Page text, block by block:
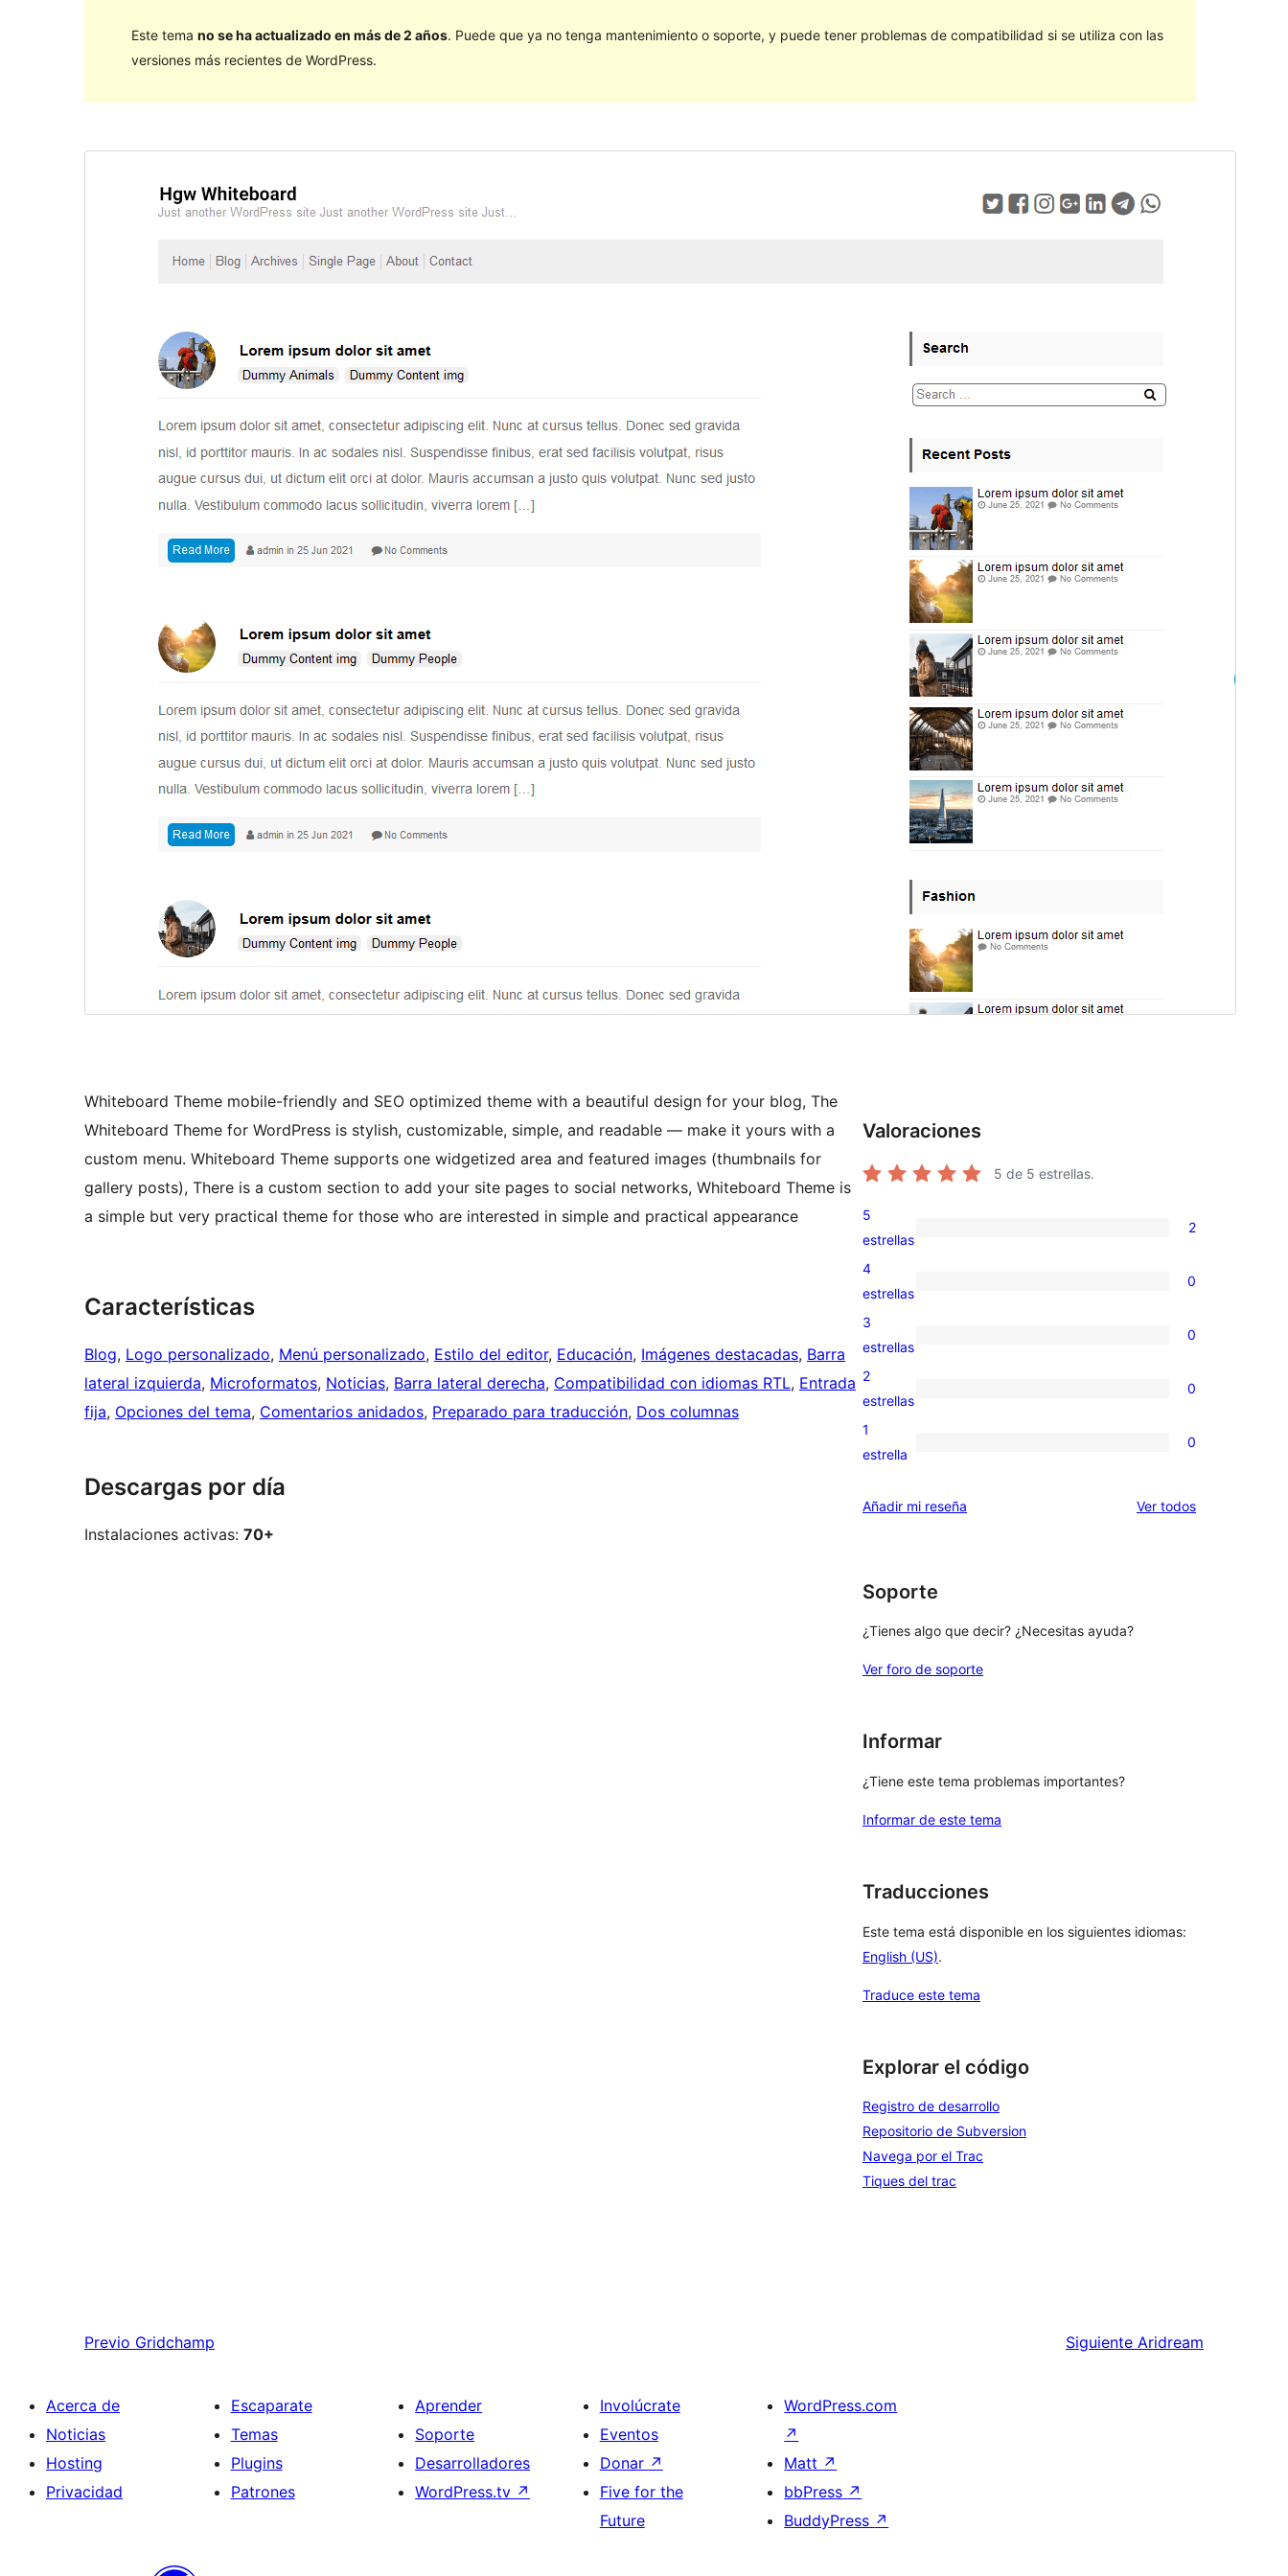
Este tema no se ha actualizado en más de 2 años. Puede que ya no tenga mantenimiento o soporte, y puede tener problemas de compatibilidad si se utiliza con las
versiones más recientes de WordPress.
Whiteboard Theme mobile-friendly and SEO optimized theme with a beautiful design for your blog, The
Whiteboard Theme for WordPress is stylish, customizable, simple, and readable — make it yours with a
custom menu. Whiteboard Theme supports one widgetized area and featured images (thumbnails for
gallery posts), There is a custom section to add your site pages to social networks, Whiteboard Theme is
a simple but very practical theme for those who are interested in simple and practical appearance
Características
Blog, Logo personalizado, Menú personalizado, Estilo del editor, Educación, Imágenes destacadas, Barra
lateral izquierda, Microformatos, Noticias, Barra lateral derecha, Compatibilidad con idiomas RTL, Entrada
fija, Opciones del tema, Comentarios anidados, Preparado para traducción, Dos columnas
Descargas por día
Instalaciones activas: 70+
Valoraciones
5 de 5 estrellas.
2
valoraciones
de
5
estrellas
2
0
valoraciones
de
4
estrellas
0
0
valoraciones
de
3
estrellas
0
0
valoraciones
de
estrellas
2
estrellas
0
0
de
1
estrella
0
Añadir mi reseña Ver todoslos
Soporte
¿Tienes algo que decir? ¿Necesitas ayuda?
Ver foro de soporte
Informar
¿Tiene este tema problemas importantes?
Informar de este tema
Traducciones
Este tema está disponible en los siguientes idiomas:
English (US).
Traduce este tema
Explorar el código
Registro de desarrollo
Repositorio de Subversion
Navega por el Trac
Tiques del trac
Previo Gridchamp Siguiente Aridream
Acerca de
Noticias
Hosting
Privacidad
Escaparate
Temas
Plugins
Patrones
Aprender
Soporte
Desarrolladores
WordPress.tv ↗
Involúcrate
Eventos
Donar ↗
Five for the
Future
WordPress.com
↗
Matt ↗
bbPress ↗
BuddyPress ↗